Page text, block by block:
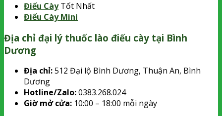
Điếu CàyTốt Nhất
Điếu Cày Mini
Địa chỉ đại lý thuốc lào điếu cày tại Bình
Dương
Địa chỉ:512 Đại lộ Bình Dương, Thuận An, Bình
Dương
Hotline/Zalo:0383.268.024
Giờ mở cửa: 10:00 – 18:00 mỗi ngày